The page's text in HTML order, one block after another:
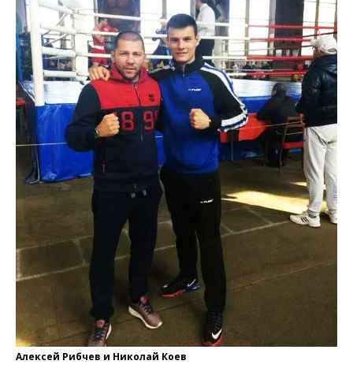
Алексей Рибчев и Николай Коев